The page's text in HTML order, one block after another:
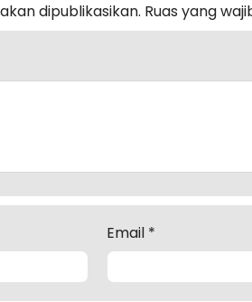
dipublikasikan. Ruas yang
Email *